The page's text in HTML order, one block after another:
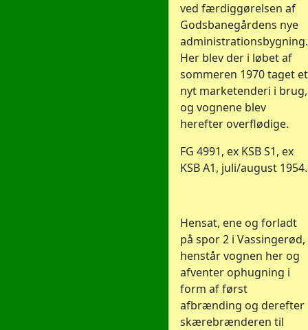
ved færdiggørelsen af
Godsbanegårdens nye
administrationsbygning.
Her blev der i løbet af
sommeren 1970 taget et
nyt marketenderi i brug,
og vognene blev
herefter overflødige.
FG 4991, ex KSB S1, ex
KSB A1, juli/august 1954.
Hensat, ene og forladt
på spor 2 i Vassingerød,
henstår vognen her og
afventer ophugning i
form af først
afbrænding og derefter
skærebrænderen til